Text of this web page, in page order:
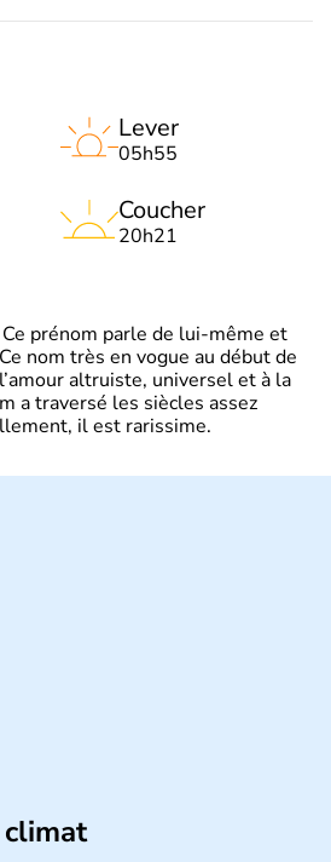
Lever
05h55
Coucher
20h21
prénom parle de lui-même et
nom très en vogue au début de
altruiste, universel et à la
a traversé les siècles assez
il est rarissime.